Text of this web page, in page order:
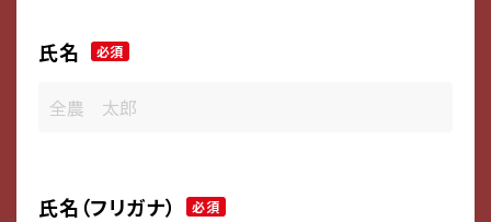
氏名 必須
氏名（フリガナ） 必須